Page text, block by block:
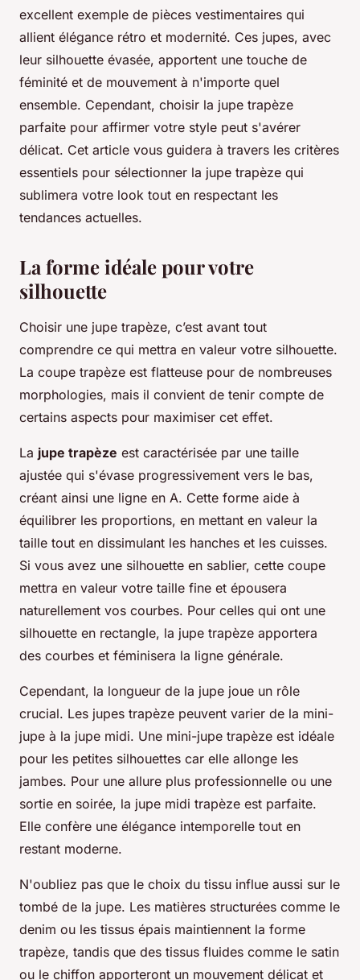
excellent exemple de pièces vestimentaires qui
allient élégance rétro et modernité. Ces jupes, avec
leur silhouette évasée, apportent une touche de
féminité et de mouvement à n'importe quel
ensemble. Cependant, choisir la jupe trapèze
parfaite pour affirmer votre style peut s'avérer
délicat. Cet article vous guidera à travers les critères
essentiels pour sélectionner la jupe trapèze qui
sublimera votre look tout en respectant les
tendances actuelles.
La forme idéale pour votre
silhouette
Choisir une jupe trapèze, c’est avant tout
comprendre ce qui mettra en valeur votre silhouette.
La coupe trapèze est flatteuse pour de nombreuses
morphologies, mais il convient de tenir compte de
certains aspects pour maximiser cet effet.
La jupe trapèze est caractérisée par une taille
ajustée qui s'évase progressivement vers le bas,
créant ainsi une ligne en A. Cette forme aide à
équilibrer les proportions, en mettant en valeur la
taille tout en dissimulant les hanches et les cuisses.
Si vous avez une silhouette en sablier, cette coupe
mettra en valeur votre taille fine et épousera
naturellement vos courbes. Pour celles qui ont une
silhouette en rectangle, la jupe trapèze apportera
des courbes et féminisera la ligne générale.
Cependant, la longueur de la jupe joue un rôle
crucial. Les jupes trapèze peuvent varier de la mini-
jupe à la jupe midi. Une mini-jupe trapèze est idéale
pour les petites silhouettes car elle allonge les
jambes. Pour une allure plus professionnelle ou une
sortie en soirée, la jupe midi trapèze est parfaite.
Elle confère une élégance intemporelle tout en
restant moderne.
N'oubliez pas que le choix du tissu influe aussi sur le
tombé de la jupe. Les matières structurées comme le
denim ou les tissus épais maintiennent la forme
trapèze, tandis que des tissus fluides comme le satin
ou le chiffon apporteront un mouvement délicat et